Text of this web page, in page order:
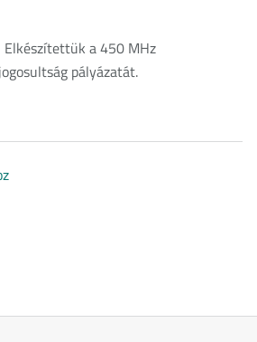
Elkészítettük a 450 MHz
pályázatát.